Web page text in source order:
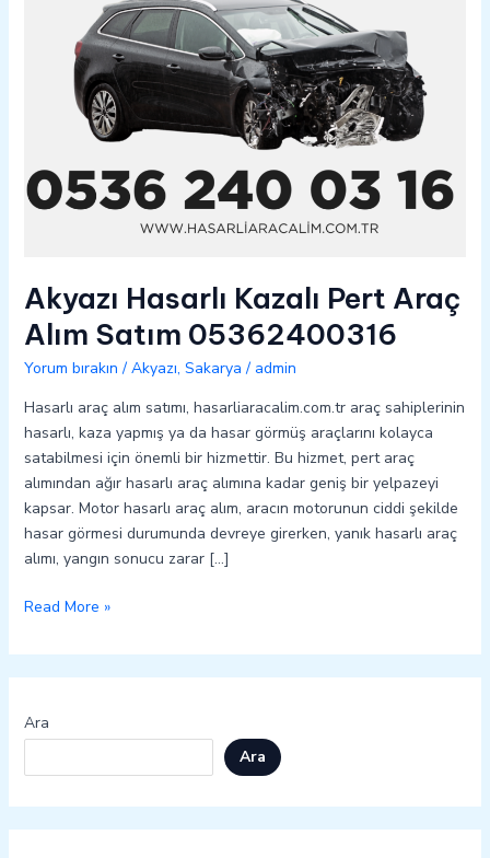
Akyazı Hasarlı Kazalı Pert Araç
Alım Satım 05362400316
Yorum bırakın / Akyazı, Sakarya / admin
Hasarlı araç alım satımı, hasarliaracalim.com.tr araç sahiplerinin
hasarlı, kaza yapmış ya da hasar görmüş araçlarını kolayca
satabilmesi için önemli bir hizmettir. Bu hizmet, pert araç
alımından ağır hasarlı araç alımına kadar geniş bir yelpazeyi
kapsar. Motor hasarlı araç alım, aracın motorunun ciddi şekilde
hasar görmesi durumunda devreye girerken, yanık hasarlı araç
alımı, yangın sonucu zarar […]
Read More »
Ara
Ara